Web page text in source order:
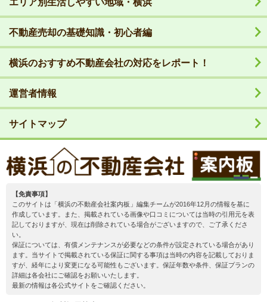
【免責事項】
このサイトは「横浜の不動産会社案内板」編集チームが2016年12月の情報を基に
作成しています。また、掲載されている画像や口コミについては当時の引用元を表
記しておりますが、現在は削除されている場合がございますので、ご了承くださ
い。
保証については、有償メンテナンスが必要などの条件が設定されている場合があり
ます。当サイトで掲載されている保証に関する事項は当時の内容を記載しておりま
すが、経年により変更になる可能性もございます。保証年数や条件、保証プランの
詳細は各会社にご確認をお願いいたします。
最新の情報は各公式サイトをご確認ください。
エリア別生活しやすい地域・横浜
不動産売却の基礎知識・初心者編
横浜のおすすめ不動産会社の対応をレポート！
運営者情報
サイトマップ